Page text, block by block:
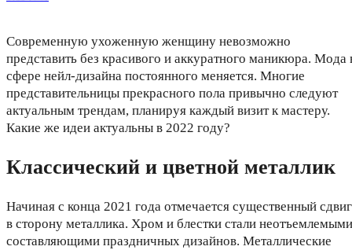
Современную ухоженную женщину невозможно
представить без красивого и аккуратного маникюра. Мода
сфере нейл-дизайна постоянного меняется. Многие
представительницы прекрасного пола привычно следуют
актуальным трендам, планируя каждый визит к мастеру.
Какие же идеи актуальны в 2022 году?
Классический и цветной металлик
Начиная с конца 2021 года отмечается существенный сдвиг
в сторону металлика. Хром и блестки стали неотъемлемыми
составляющими праздничных дизайнов. Металлические